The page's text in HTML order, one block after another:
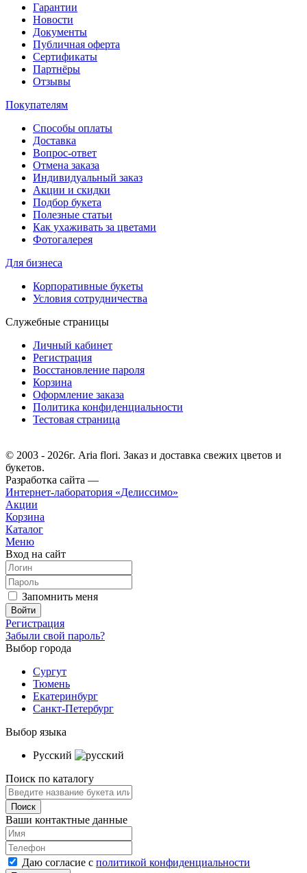
Гарантии
Новости
Документы
Публичная оферта
Сертификаты
Партнёры
Отзывы
Покупателям
Способы оплаты
Доставка
Вопрос-ответ
Отмена заказа
Индивидуальный заказ
Акции и скидки
Подбор букета
Полезные статьи
Как ухаживать за цветами
Фотогалерея
Для бизнеса
Корпоративные букеты
Условия сотрудничества
Служебные страницы
Личный кабинет
Регистрация
Восстановление пароля
Корзина
Оформление заказа
Политика конфиденциальности
Тестовая страница
© 2003 - 2026г. Aria flori. Заказ и доставка свежих цветов и
букетов.
Разработка сайта —
Интернет-лаборатория «Делиссимо»
Акции
Корзина
Каталог
Меню
Вход на сайт
Запомнить меня
Регистрация
Забыли свой пароль?
Выбор города
Сургут
Тюмень
Екатеринбург
Санкт-Петербург
Выбор языка
Русский
Поиск по каталогу
Ваши контактные данные
Даю согласие с политикой конфиденциальности